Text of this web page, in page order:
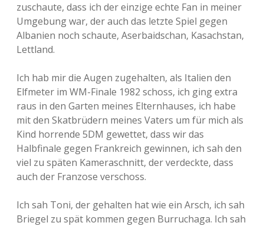
zuschaute, dass ich der einzige echte Fan in meiner
Umgebung war, der auch das letzte Spiel gegen
Albanien noch schaute, Aserbaidschan, Kasachstan,
Lettland.
Ich hab mir die Augen zugehalten, als Italien den
Elfmeter im WM-Finale 1982 schoss, ich ging extra
raus in den Garten meines Elternhauses, ich habe
mit den Skatbrüdern meines Vaters um für mich als
Kind horrende 5DM gewettet, dass wir das
Halbfinale gegen Frankreich gewinnen, ich sah den
viel zu späten Kameraschnitt, der verdeckte, dass
auch der Franzose verschoss.
Ich sah Toni, der gehalten hat wie ein Arsch, ich sah
Briegel zu spät kommen gegen Burruchaga. Ich sah